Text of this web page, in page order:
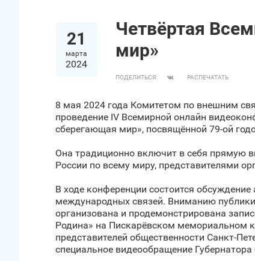
21
марта
2024
Четвёртая
мир»
ПОДЕЛИТЬСЯ: РАСПЕЧАТАТЬ
8 мая 2024 года Комитетом по внешним
проведение IV Всемирной онлайн
сберегающая мир», посвящённой 79-ой
Она традиционно включит в себя прямую
России по всему миру, представителями
В ходе конференции состоится
международных связей. Вниманию
организована и продемонстрирована
Родина» на Пискарёвском мемориальном
представителей общественности
специальное видеообращение